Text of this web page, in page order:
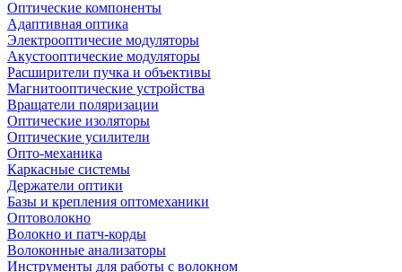
Оптические компоненты
Адаптивная оптика
Электрооптичесие модуляторы
Акустооптические модуляторы
Расширители пучка и объективы
Магнитооптические устройства
Вращатели поляризации
Оптические изоляторы
Оптические усилители
Опто-механика
Каркасные системы
Держатели оптики
Базы и крепления оптомеханики
Оптоволокно
Волокно и патч-корды
Волоконные анализаторы
Инструменты для работы с волокном